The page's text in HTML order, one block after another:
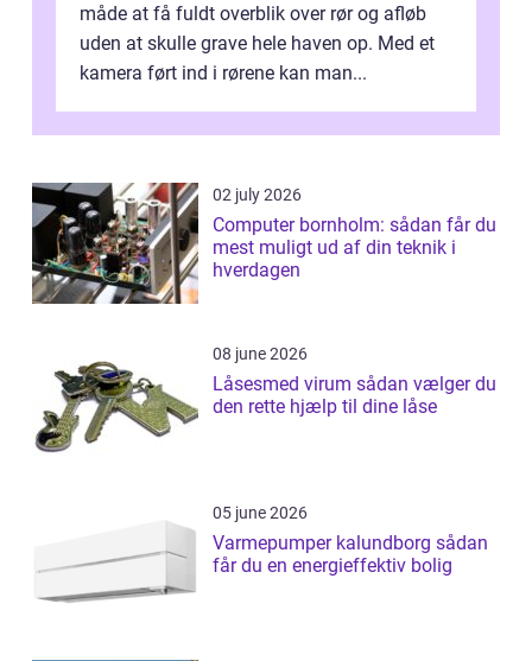
måde at få fuldt overblik over rør og afløb
uden at skulle grave hele haven op. Med et
kamera ført ind i rørene kan man...
02 july 2026
Computer bornholm: sådan får du
mest muligt ud af din teknik i
hverdagen
08 june 2026
Låsesmed virum sådan vælger du
den rette hjælp til dine låse
05 june 2026
Varmepumper kalundborg sådan
får du en energieffektiv bolig